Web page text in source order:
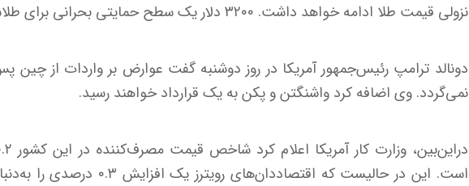
نزولی قیمت طلا ادامه خواهد داشت. ۳۲۰۰ دلار یک سطح حمایتی بحرانی برای طلاست.
نمی‌گردد. وی اضافه کرد واشنگتن و پکن به یک قرارداد خواهند رسید.